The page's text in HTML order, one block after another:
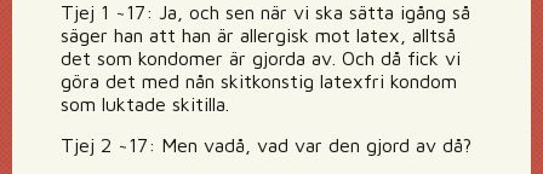
Tjej 1 ~17: Ja, och sen när vi ska sätta igång så
säger han att han är allergisk mot latex, alltså
det som kondomer är gjorda av. Och då fick vi
göra det med nån skitkonstig latexfri kondom
som luktade skitilla.
Tjej 2 ~17: Men vadå, vad var den gjord av då?